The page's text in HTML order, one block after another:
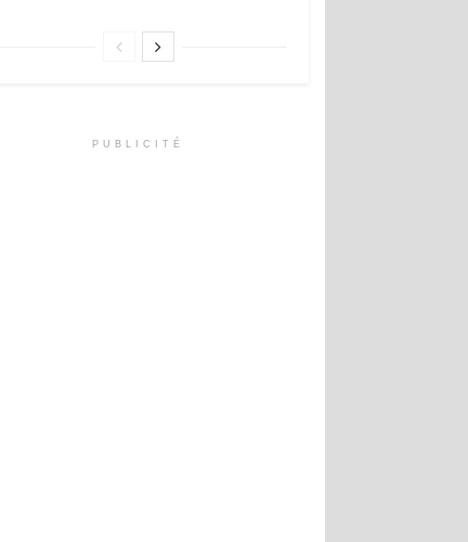
PUBLICITÉ